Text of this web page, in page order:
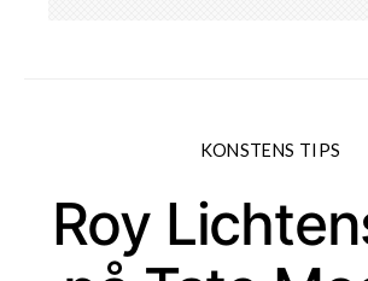
KONSTENS TIPS
Roy